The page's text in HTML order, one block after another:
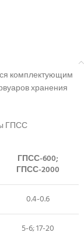
комплектующим
хранения
ГПСС
ГПСС-600;
ГПСС-2000
0.4-0.6
5-6; 17-20